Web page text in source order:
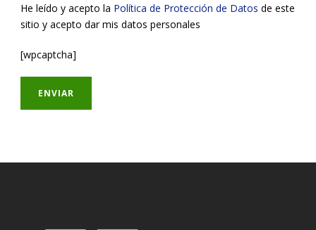
He leído y acepto la Política de Protección de Datos de este
sitio y acepto dar mis datos personales
[wpcaptcha]